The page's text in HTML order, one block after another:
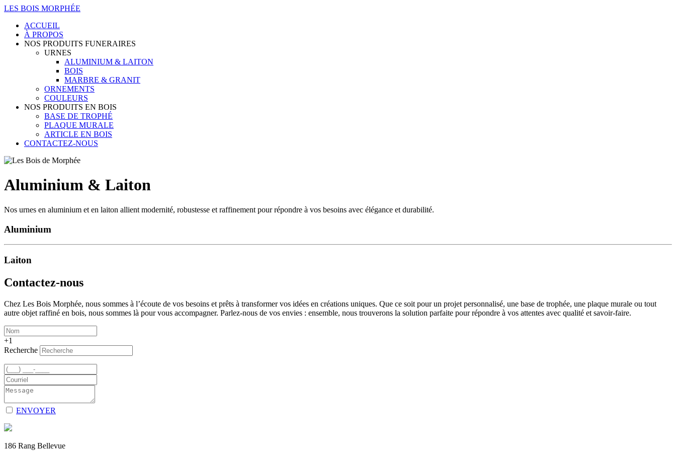
LES BOIS MORPHÉE
ACCUEIL
À PROPOS
NOS PRODUITS FUNERAIRES
URNES
ALUMINIUM & LAITON
BOIS
MARBRE & GRANIT
ORNEMENTS
COULEURS
NOS PRODUITS EN BOIS
BASE DE TROPHÉ
PLAQUE MURALE
ARTICLE EN BOIS
CONTACTEZ-NOUS
Aluminium & Laiton
Nos urnes en aluminium et en laiton allient modernité, robustesse et raffinement pour répondre à vos besoins avec élégance et durabilité.
Aluminium
Laiton
Contactez-nous
Chez Les Bois Morphée, nous sommes à l’écoute de vos besoins et prêts à transformer vos idées en créations uniques. Que ce soit pour un projet personnalisé, une base de trophée, une plaque murale ou tout
autre objet raffiné en bois, nous sommes là pour vous accompagner. Parlez-nous de vos envies : ensemble, nous trouverons la solution parfaite pour répondre à vos attentes avec qualité et savoir-faire.
+1
Recherche
ENVOYER
186 Rang Bellevue